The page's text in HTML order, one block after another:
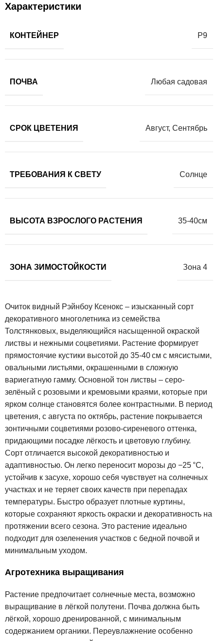
Характеристики
КОНТЕЙНЕР Р9
ПОЧВА Любая садовая
СРОК ЦВЕТЕНИЯ Август, Сентябрь
ТРЕБОВАНИЯ К СВЕТУ Солнце
ВЫСОТА ВЗРОСЛОГО РАСТЕНИЯ 35-40см
ЗОНА ЗИМОСТОЙКОСТИ Зона 4
Очиток видный Рэйнбоу Ксенокс – изысканный сорт
декоративного многолетника из семейства
Толстянковых, выделяющийся насыщенной окраской
листвы и нежными соцветиями. Растение формирует
прямостоячие кустики высотой до 35-40 см с мясистыми,
овальными листьями, окрашенными в сложную
вариегатную гамму. Основной тон листвы – серо-
зелёный с розовыми и кремовыми краями, которые при
ярком солнце становятся более контрастными. В период
цветения, с августа по октябрь, растение покрывается
зонтичными соцветиями розово-сиреневого оттенка,
придающими посадке лёгкость и цветовую глубину.
Сорт отличается высокой декоративностью и
адаптивностью. Он легко переносит морозы до −25 °C,
устойчив к засухе, хорошо себя чувствует на солнечных
участках и не теряет своих качеств при перепадах
температуры. Быстро образует плотные куртины,
которые сохраняют яркость окраски и декоративность на
протяжении всего сезона. Это растение идеально
подходит для озеленения участков с бедной почвой и
минимальным уходом.
Агротехника выращивания
Растение предпочитает солнечные места, возможно
выращивание в лёгкой полутени. Почва должна быть
лёгкой, хорошо дренированной, с минимальным
содержанием органики. Переувлажнение особенно